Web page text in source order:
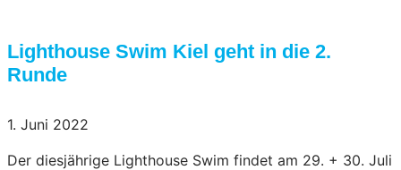
Lighthouse Swim Kiel geht in die 2.
Runde
1. Juni 2022
Der diesjährige Lighthouse Swim findet am 29. + 30. Juli